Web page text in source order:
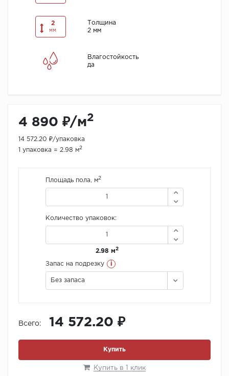
2
мм
Толщина
2 мм
Влагостойкость
да
4 890 ₽/м2
14 572.20 ₽/упаковка
1 упаковка = 2.98 м2
Площадь пола, м2
Количество упаковок:
2.98 м2
Запас на подрезку i
Без запаса
Всего: 14 572.20 ₽
Купить
Купить в 1 клик